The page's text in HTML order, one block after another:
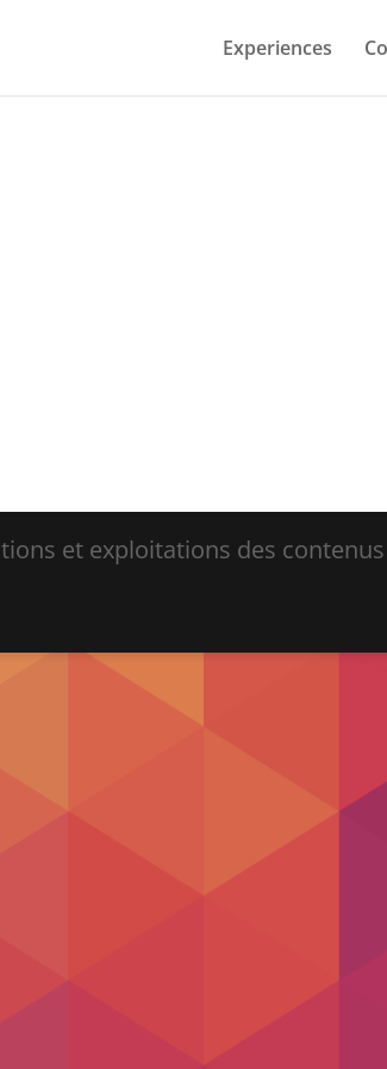
Experiences
et exploitations des